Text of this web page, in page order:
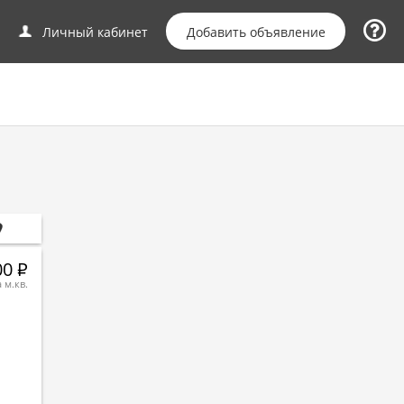
Личный кабинет Добавить объявление
Р
м.кв.